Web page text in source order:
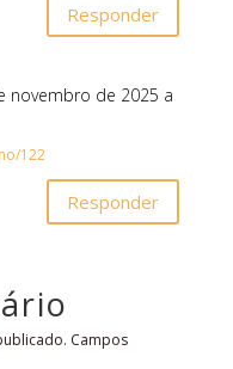
Responder
novembro de 2025 a
122
Responder
Campos